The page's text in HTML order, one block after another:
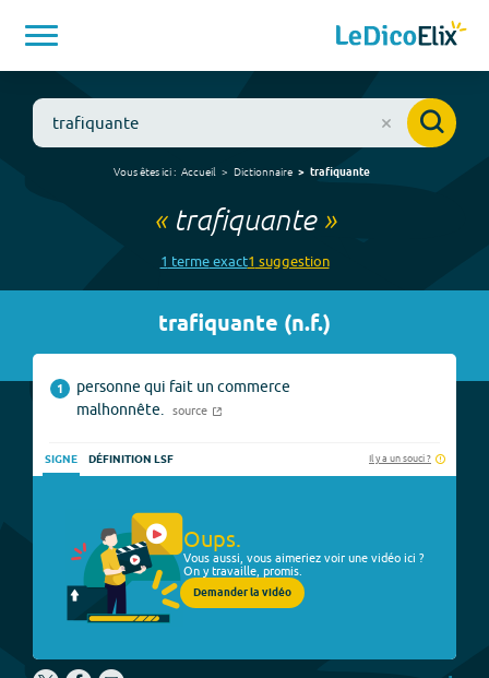
Vous êtes ici : Accueil Dictionnaire trafiquante
« trafiquante»
1 termeexact1 suggestion
trafiquante (n.f.)
1
personne qui fait un commerce
malhonnête.
source
SIGNE DÉFINITION LSF Il y a un souci ?
Oups.
Vous aussi, vous aimeriez voir une vidéo ici ?
On y travaille, promis.
Demander la vidéo